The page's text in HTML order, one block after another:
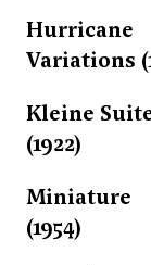
Hurricane
Variations
Kleine
(1922)
Miniature
(1954)